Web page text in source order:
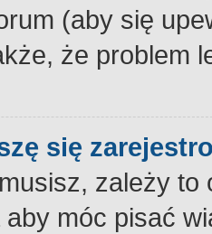
(aby się
że problem
się
zależy
móc pisać